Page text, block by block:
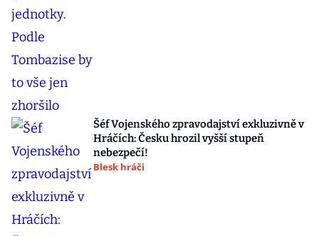
Šéf Vojenského zpravodajství exkluzivně v
Hráčích: Česku hrozil vyšší stupeň
nebezpečí!
Blesk hráči